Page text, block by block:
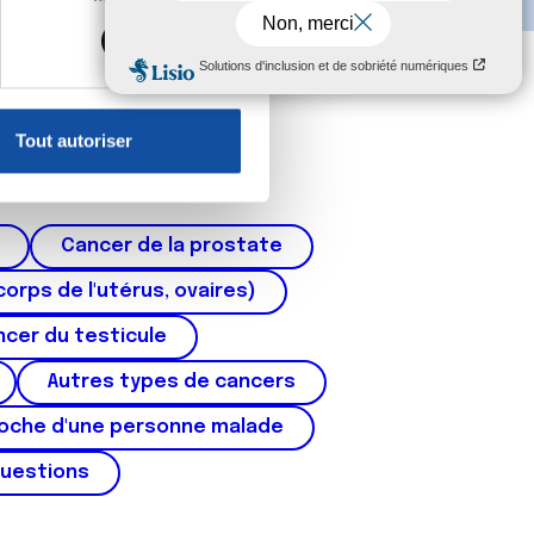
reportez-vous à lasection «
sur les cookies.
informations que
Tout autoriser
Cancer de la prostate
de l'utérus, ovaires)
du testicule
Autres types de cancers
d'une personne malade